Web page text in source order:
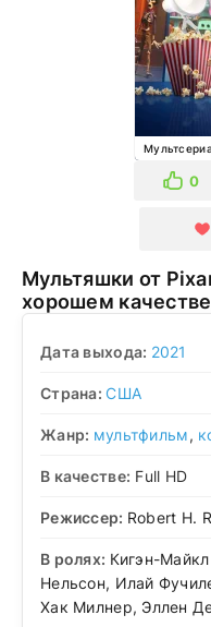
0
Мультяшки от Pixar (2021) смотреть
хорошем качестве
Дата выхода: 2021
Страна:США
Жанр: мультфильм,
В качестве: Full HD
Режиссер: Robert H.
В ролях: Кигэн-
Нельсон, Илай
Хак Милнер, Эллен